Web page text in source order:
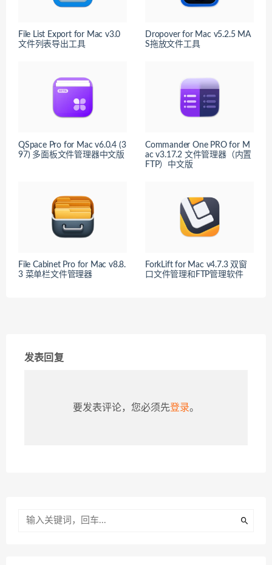
File List Export for Mac v3.0
文件列表导出工具
Dropover for Mac v5.2.5 MA
S拖放文件工具
QSpace Pro for Mac v6.0.4 (3
97) 多面板文件管理器中文版
Commander One PRO for M
ac v3.17.2 文件管理器（内置
FTP）中文版
File Cabinet Pro for Mac v8.8.
3 菜单栏文件管理器
ForkLift for Mac v4.7.3 双窗
口文件管理和FTP管理软件
发表回复
要发表评论，您必须先登录。